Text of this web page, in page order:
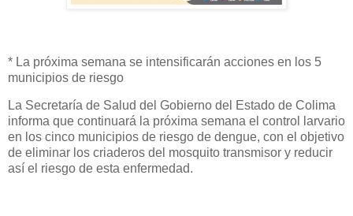
* La próxima semana se intensificarán acciones en los 5
municipios de riesgo
La Secretaría de Salud del Gobierno del Estado de Colima
informa que continuará la próxima semana el control larvario
en los cinco municipios de riesgo de dengue, con el objetivo
de eliminar los criaderos del mosquito transmisor y reducir
así el riesgo de esta enfermedad.